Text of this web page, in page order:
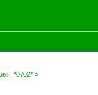
| *0702* »